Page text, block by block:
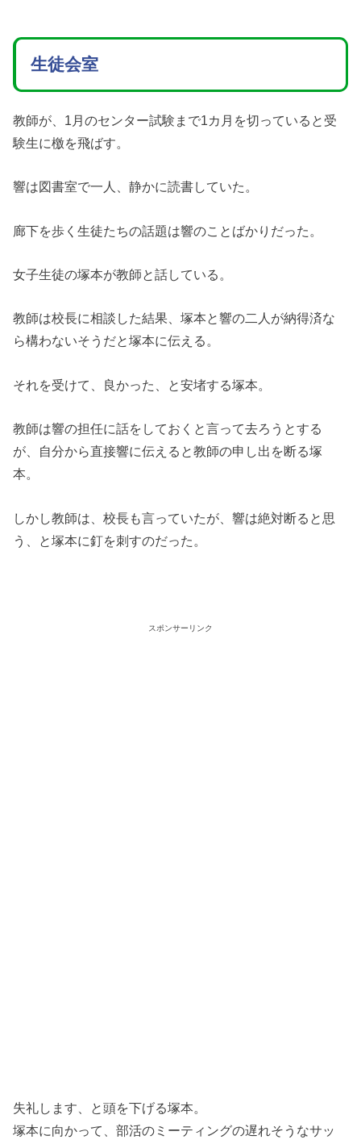
生徒会室
教師が、1月のセンター試験まで1カ月を切っていると受
験生に檄を飛ばす。
響は図書室で一人、静かに読書していた。
廊下を歩く生徒たちの話題は響のことばかりだった。
女子生徒の塚本が教師と話している。
教師は校長に相談した結果、塚本と響の二人が納得済な
ら構わないそうだと塚本に伝える。
それを受けて、良かった、と安堵する塚本。
教師は響の担任に話をしておくと言って去ろうとする
が、自分から直接響に伝えると教師の申し出を断る塚
本。
しかし教師は、校長も言っていたが、響は絶対断ると思
う、と塚本に釘を刺すのだった。
スポンサーリンク
失礼します、と頭を下げる塚本。
塚本に向かって、部活のミーティングの遅れそうなサッ